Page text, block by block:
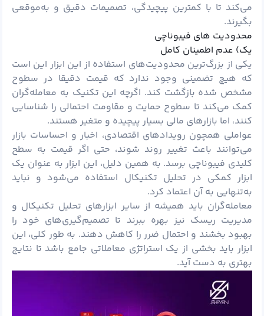
می‌کند تا با کمترین پیچیدگی، تصمیمات دقیق و به‌موقعی
بگیرند.
محدودیت های فیبوناچی
یک) عدم اطمینان کامل
یکی از بزرگ‌ترین محدودیت‌های استفاده از این ابزار این است
که هیچ تضمینی وجود ندارد که قیمت دقیقا در سطوح
مشخص شده بازگشت کند. اگرچه این تکنیک به معامله‌گران
کمک می‌کند تا سطوح حمایت و مقاومت احتمالی را شناسایی
کنند، اما بازارهای مالی بسیار پیچیده و متغیر هستند.
عواملی همچون رویدادهای اقتصادی، اخبار و احساسات بازار
می‌توانند باعث تغییر روند شوند، حتی اگر قیمت به سطح
کلیدی فیبوناچی برسد. به همین دلیل، این ابزار به عنوان یک
ابزار کمکی در تحلیل تکنیکال استفاده می‌شود و نباید
به‌تنهایی به آن اعتماد کرد.
معامله‌گران باید همیشه از سایر ابزارهای تحلیل تکنیکال و
مدیریت ریسک نیز بهره ببرند تا تصمیم‌گیری‌های خود را
بهبود بخشند و احتمال ضرر را کاهش دهند. به طور کلی، این
ابزار باید بخشی از یک استراتژی معاملاتی جامع باشد تا نتایج
بهتری به دست آید.